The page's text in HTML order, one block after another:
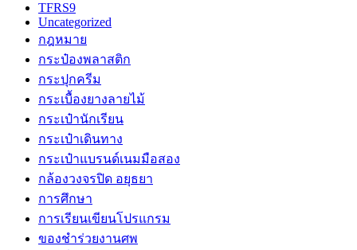
TFRS9
Uncategorized
กฎหมาย
กระป๋องพลาสติก
กระปุกครีม
กระเบื้องยางลายไม้
กระเป๋านักเรียน
กระเป๋าเดินทาง
กระเป๋าแบรนด์เนมมือสอง
กล้องวงจรปิด อยุธยา
การศึกษา
การเรียนเขียนโปรแกรม
ของชำร่วยงานศพ